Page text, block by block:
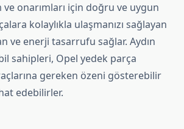
ve onarımları için doğru ve uygun
kolaylıkla ulaşmanızı sağlayan
ve enerji tasarrufu sağlar. Aydın
sahipleri, Opel yedek parça
gereken özeni gösterebilir
edebilirler.